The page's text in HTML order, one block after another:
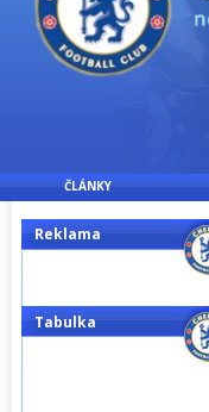
ČLÁNKY
Reklama
Tabulka